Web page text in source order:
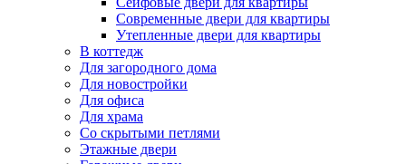
Современные двери для квартиры
Утепленные двери для квартиры
В коттедж
Для загородного дома
Для новостройки
Для офиса
Для храма
Со скрытыми петлями
Этажные двери